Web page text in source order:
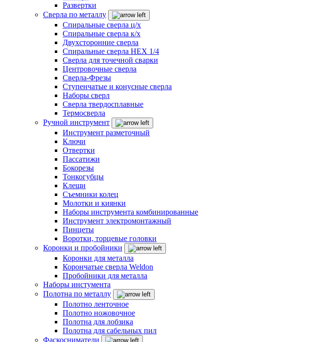
Развертки
Сверла по металлу
Спиральные сверла ц/х
Спиральные сверла к/х
Двухсторонние сверла
Спиральные сверла HEX 1/4
Сверла для точечной сварки
Центровочные сверла
Сверла-Фрезы
Ступенчатые и конусные сверла
Наборы сверл
Сверла твердосплавные
Термосверла
Ручной инструмент
Инструмент разметочный
Ключи
Отвертки
Пассатижи
Бокорезы
Тонкогубцы
Клещи
Съемники колец
Молотки и киянки
Наборы инструмента комбинированные
Инструмент электромонтажный
Пинцеты
Воротки, торцевые головки
Коронки и пробойники
Коронки для металла
Корончатые сверла Weldon
Пробойники для металла
Наборы инстумента
Полотна по металлу
Полотно ленточное
Полотно ножовочное
Полотна для лобзика
Полотна для сабельных пил
Фаскосниматели